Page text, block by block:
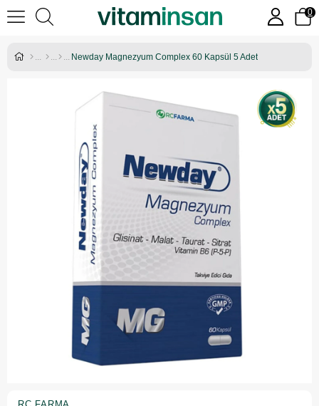
0
Newday Magnezyum Complex 60 Kapsül 5 Adet